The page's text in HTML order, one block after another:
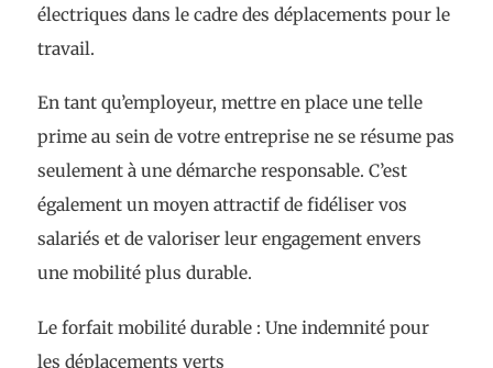
électriques dans le cadre des déplacements pour le
travail.
En tant qu’employeur, mettre en place une telle
prime au sein de votre entreprise ne se résume pas
seulement à une démarche responsable. C’est
également un moyen attractif de fidéliser vos
salariés et de valoriser leur engagement envers
une mobilité plus durable.
Le forfait mobilité durable : Une indemnité pour
les déplacements verts